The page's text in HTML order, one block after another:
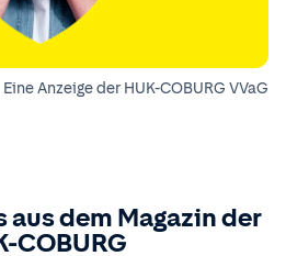
Eine Anzeige der HUK-COBURG VVaG
dem Magazin der
COBURG